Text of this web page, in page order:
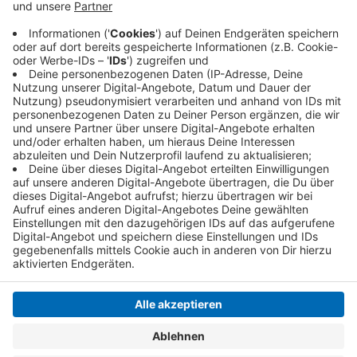
K.o.-Runde zu erreichen. Das Spiel ist
Freitagnachmittag (30.07., 13:45 Uhr). Gegner sind
die Niederlande.
Veröffentlicht: Donnerstag, 29.07.2021 07:38
Anzeige
Anzeige